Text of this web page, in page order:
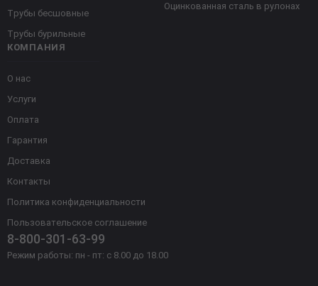
КОМПАНИЯ
О нас
Услуги
Оплата
Гарантия
Доставка
Контакты
Политика конфиденциальности
Пользовательское соглашение
8-800-301-63-99
Режим работы: пн - пт: с 8.00 до 18.00
Трубы бесшовные
Трубы бурильные
Оцинкованная сталь в рулонах